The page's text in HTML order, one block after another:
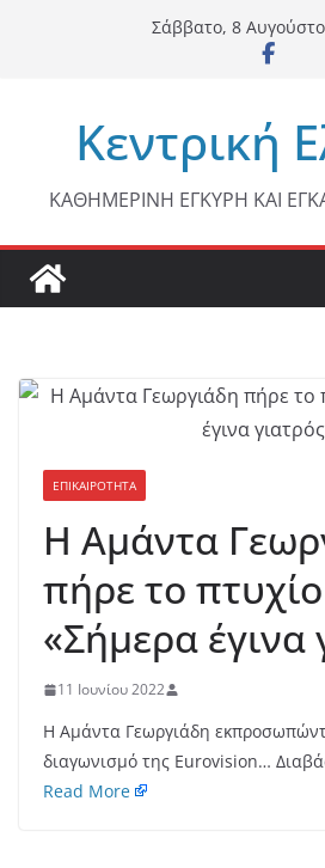
Σάββατο, 8
Κεντρική
ΚΑΘΗΜΕΡΙΝΗ ΕΓΚΥΡΗ ΚΑΙ
ΕΠΙΚΑΙΡΟΤΗΤΑ
H Αμάντα
πήρε το
«Σήμερα έγινα
11 Ιουνίου 2022
Η Αμάντα Γεωργιάδη
διαγωνισμό της Eurovision…
Read More